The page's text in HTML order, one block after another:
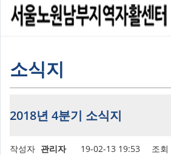
소식지
2018년 4분기 소식지
작성자 관리자 19-02-13 19:53 조회